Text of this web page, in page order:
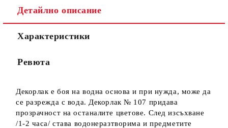
Детайлно описание
Характеристики
Ревюта
Декорлак е боя на водна основа и при нужда, може да
се разрежда с вода. Декорлак № 107 придава
прозрачност на останалите цветове. След изсъхване
/1-2 часа/ става водонеразтворима и предметите